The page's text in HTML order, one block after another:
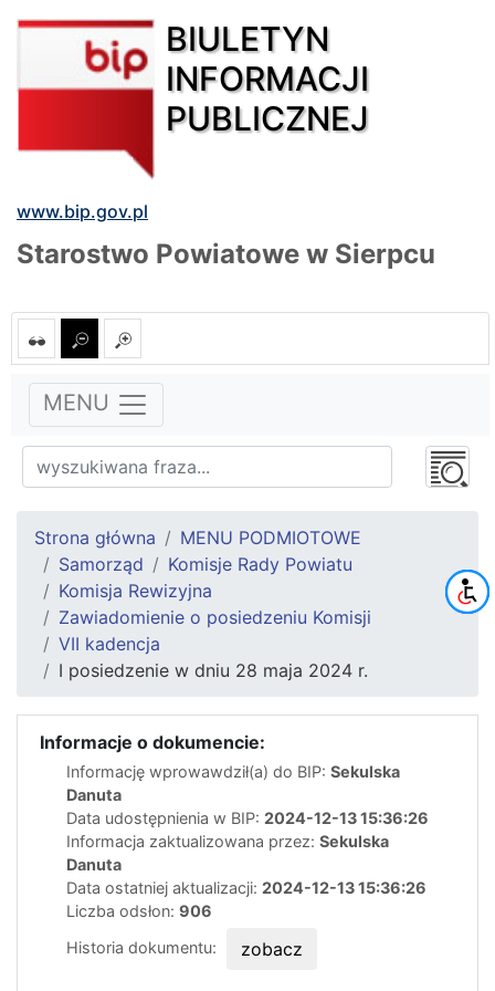
BIULETYN
INFORMACJI
PUBLICZNEJ
www.bip.gov.pl
Starostwo Powiatowe w Sierpcu
MENU
Strona główna
MENU PODMIOTOWE
Samorząd
Komisje Rady Powiatu
Komisja Rewizyjna
Zawiadomienie o posiedzeniu Komisji
VII kadencja
I posiedzenie w dniu 28 maja 2024 r.
Informacje o dokumencie:
Informację wprowawdził(a) do BIP: Sekulska
Danuta
Data udostępnienia w BIP: 2024-12-13 15:36:26
Informacja zaktualizowana przez: Sekulska
Danuta
Data ostatniej aktualizacji: 2024-12-13 15:36:26
Liczba odsłon: 906
Historia dokumentu:
zobacz